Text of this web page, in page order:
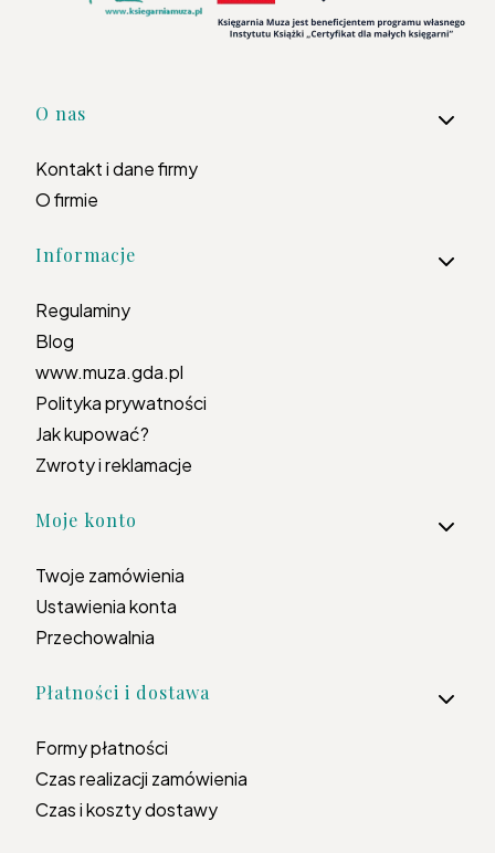
Linki w stopce
O nas
Kontakt i dane firmy
O firmie
Informacje
Regulaminy
Blog
www.muza.gda.pl
Polityka prywatności
Jak kupować?
Zwroty i reklamacje
Moje konto
Twoje zamówienia
Ustawienia konta
Przechowalnia
Płatności i dostawa
Formy płatności
Czas realizacji zamówienia
Czas i koszty dostawy